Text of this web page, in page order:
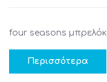
four seasons μπρελόκ
Περισσότερα